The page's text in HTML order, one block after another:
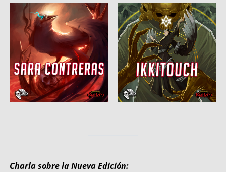
Charla sobre la Nueva Edición: